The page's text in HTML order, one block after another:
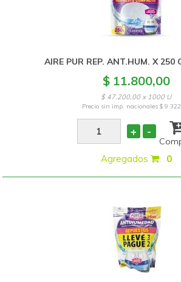
AIRE PUR REP. ANT.HUM. X 250
$ 11.800,00
$ 47.200,00 x 1000 U
Precio sin imp. nacionales$
+ -
Agregados : 0